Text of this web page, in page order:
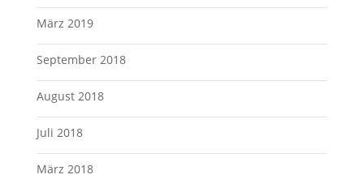
März 2019
September 2018
August 2018
Juli 2018
März 2018